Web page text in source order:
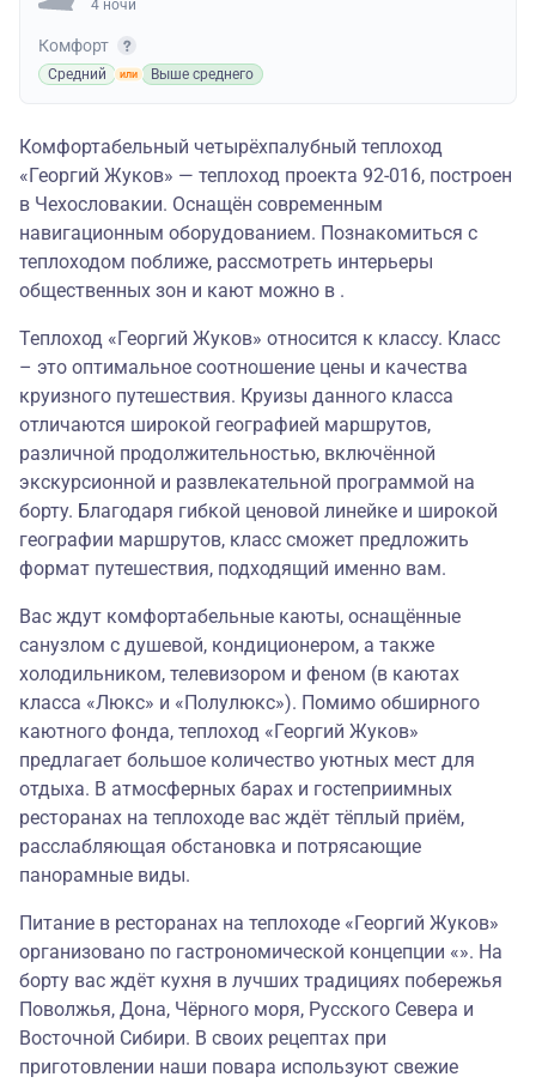
4 ночи
Комфорт
Средний Выше среднего
Комфортабельный четырёхпалубный теплоход
«Георгий Жуков» — теплоход проекта 92-016, построен
в Чехословакии. Оснащён современным
навигационным оборудованием. Познакомиться с
теплоходом поближе, рассмотреть интерьеры
общественных зон и кают можно в .
Теплоход «Георгий Жуков» относится к классу. Класс
– это оптимальное соотношение цены и качества
круизного путешествия. Круизы данного класса
отличаются широкой географией маршрутов,
различной продолжительностью, включённой
экскурсионной и развлекательной программой на
борту. Благодаря гибкой ценовой линейке и широкой
географии маршрутов, класс сможет предложить
формат путешествия, подходящий именно вам.
Вас ждут комфортабельные каюты, оснащённые
санузлом с душевой, кондиционером, а также
холодильником, телевизором и феном (в каютах
класса «Люкс» и «Полулюкс»). Помимо обширного
каютного фонда, теплоход «Георгий Жуков»
предлагает большое количество уютных мест для
отдыха. В атмосферных барах и гостеприимных
ресторанах на теплоходе вас ждёт тёплый приём,
расслабляющая обстановка и потрясающие
панорамные виды.
Питание в ресторанах на теплоходе «Георгий Жуков»
организовано по гастрономической концепции «». На
борту вас ждёт кухня в лучших традициях побережья
Поволжья, Дона, Чёрного моря, Русского Севера и
Восточной Сибири. В своих рецептах при
приготовлении наши повара используют свежие